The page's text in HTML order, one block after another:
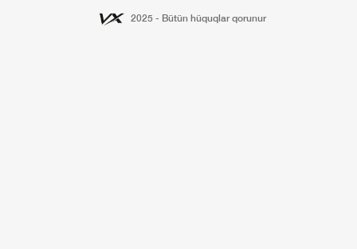
2025 - Bütün hüquqlar qorunur